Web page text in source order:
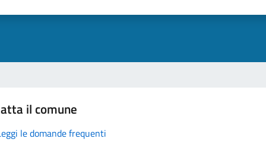
il comune
le domande frequenti